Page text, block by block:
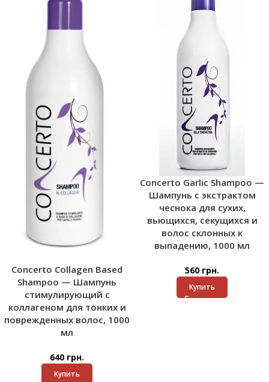
Concerto Collagen Based
Shampoo — Шампунь
стимулирующий с
коллагеном для тонких и
поврежденных волос, 1000
мл
640 грн.
Купить
Concerto Garlic Shampoo —
Шампунь с экстрактом
чеснока для сухих,
вьющихся, секущихся и
волос склонных к
выпадению, 1000 мл
560 грн.
Купить